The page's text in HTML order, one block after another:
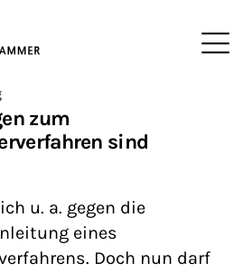
>
zum
sind
u. a. gegen die
eines
Doch nun darf